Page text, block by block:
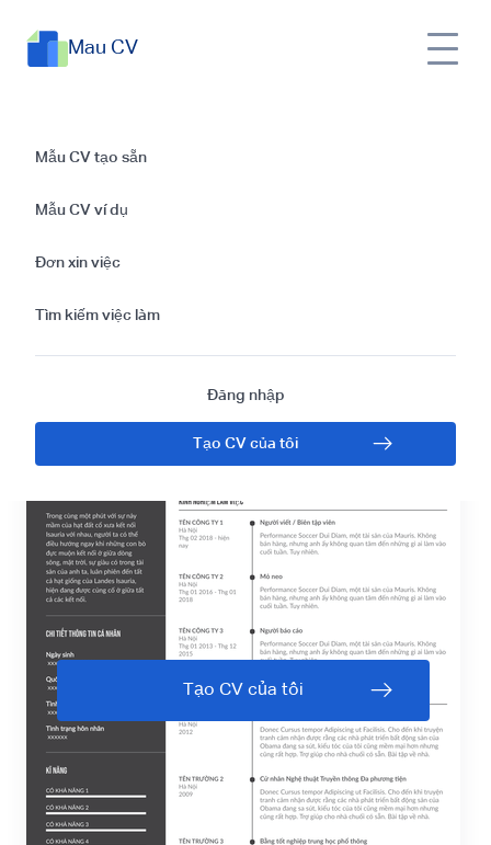
Mau CV
Mẫu CV tạo sẵn
Mẫu CV ví dụ
Đơn xin việc
Tìm kiếm việc làm
Đăng nhập
Tạo CV của tôi
CV lái tàu | Chinh
phục công việc
thuyền trưởng
ngành hàng hải
Tạo CV của tôi